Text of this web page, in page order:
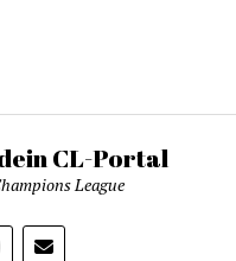
CL-Portal
League